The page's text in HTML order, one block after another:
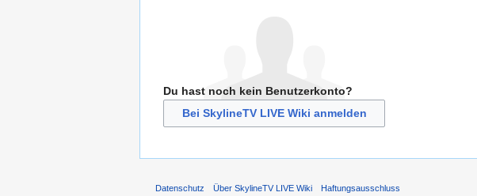
Du hast noch kein Benutzerkonto?
Bei SkylineTV LIVE Wiki anmelden
Datenschutz Über SkylineTV LIVE Wiki Haftungsausschluss